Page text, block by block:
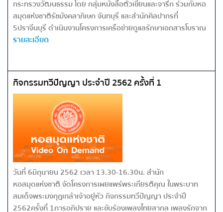
กระทรวงวัฒนธรรม โดย กลุ่มหนังสือตัวเขียนและจารึก ร่วมกับหอ
สมุดแห่งชาติรัชมังคลาภิเษก จันทบุรี และสำนักศิลปากรที่
5ปราจีนบุรี ดำเนินงานโครงการเครือข่ายดูแลรักษาเอกสารโบราณ
รายละเอียด
กิจกรรมทวีปัญญา ประจำปี 2562 ครั้งที่ 1
วันที่ 6มิถุนายน 2562 เวลา 13.30-16.30น. สำนัก
หอสมุดแห่งชาติ จัดโครงการเผยแพร่พระเกียรติคุณ ในพระบาท
สมเด็จพระมงกุฎเกล้าเจ้าอยู่หัว กิจกรรมทวีปัญญา ประจำปี
2562ครั้งที่ 1​การอภิปราย และขับร้องเพลงไทยสากล เพลงรักจาก